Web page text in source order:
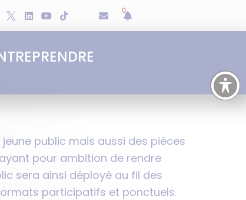
0
public mais aussi des pièces
ayant pour ambition de rendre
sera ainsi déployé au fil des
participatifs et ponctuels.